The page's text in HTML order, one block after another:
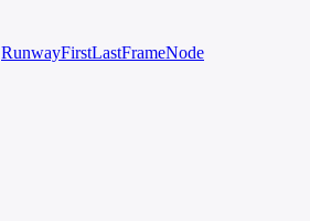
RunwayFirstLastFrameNode